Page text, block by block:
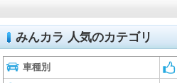
みんカラ 人気のカテゴリ
車種別